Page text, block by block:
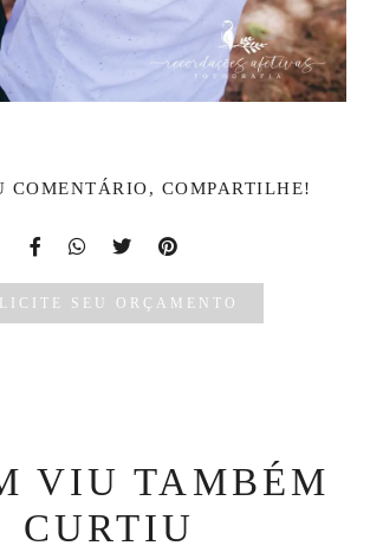
COMENTÁRIO, COMPARTILHE!
SEU ORÇAMENTO
VIU TAMBÉM
CURTIU